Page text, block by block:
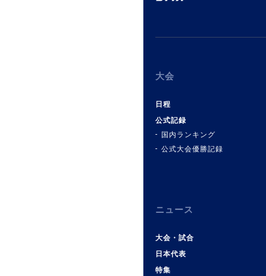
大会
日程
公式記録
国内ランキング
公式大会優勝記録
ニュース
大会・試合
日本代表
特集